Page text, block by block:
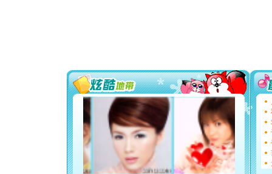
都要快乐
[圣诞节]
如意,快
[元旦]
看
断电。
你是我
[元旦]
如
起；二
离。水
[元旦] 当